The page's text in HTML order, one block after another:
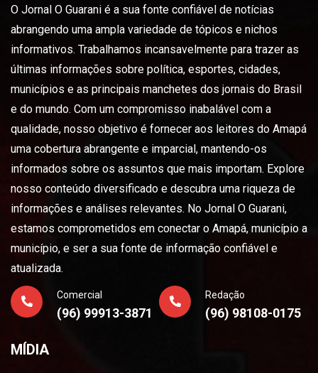
O Jornal O Guarani é a sua fonte confiável de notícias
abrangendo uma ampla variedade de tópicos e nichos
informativos. Trabalhamos incansavelmente para trazer as
últimas informações sobre política, esportes, cidades,
municípios e as principais manchetes dos jornais do Brasil
e do mundo. Com um compromisso inabalável com a
qualidade, nosso objetivo é fornecer aos leitores do Amapá
uma cobertura abrangente e imparcial, mantendo-os
informados sobre os assuntos que mais importam. Explore
nosso conteúdo diversificado e descubra uma riqueza de
informações e análises relevantes. No Jornal O Guarani,
estamos comprometidos em conectar o Amapá, município a
município, e ser a sua fonte de informação confiável e
atualizada.
Comercial
(96) 99913-3871
Redação
(96) 98108-0175
MÍDIA